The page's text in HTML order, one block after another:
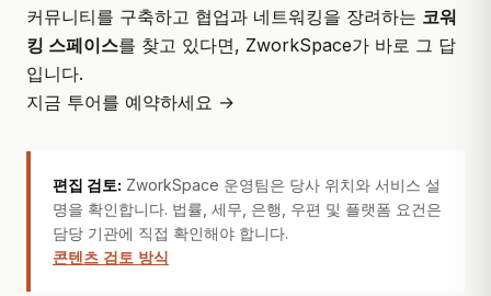
커뮤니티를 구축하고 협업과 네트워킹을 장려하는 코워
킹 스페이스를 찾고 있다면, ZworkSpace가 바로 그 답
입니다.
지금 투어를 예약하세요 →
편집 검토: ZworkSpace 운영팀은 당사 위치와 서비스 설
명을 확인합니다. 법률, 세무, 은행, 우편 및 플랫폼 요건은
담당 기관에 직접 확인해야 합니다.
콘텐츠 검토 방식